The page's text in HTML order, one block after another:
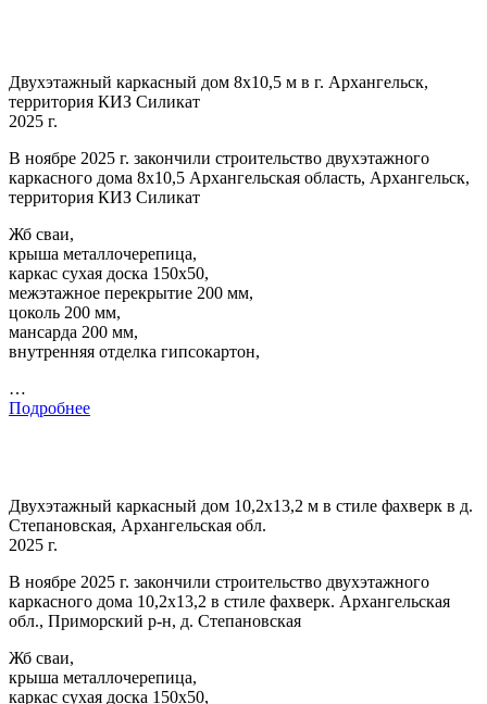
Двухэтажный каркасный дом 8х10,5 м в г. Архангельск,
территория КИЗ Силикат
2025 г.
В ноябре 2025 г. закончили строительство двухэтажного
каркасного дома 8х10,5 Архангельская область, Архангельск,
территория КИЗ Силикат
Жб сваи,
крыша металлочерепица,
каркас сухая доска 150х50,
межэтажное перекрытие 200 мм,
цоколь 200 мм,
мансарда 200 мм,
внутренняя отделка гипсокартон,
…
Подробнее
Двухэтажный каркасный дом 10,2х13,2 м в стиле фахверк в д.
Степановская, Архангельская обл.
2025 г.
В ноябре 2025 г. закончили строительство двухэтажного
каркасного дома 10,2х13,2 в стиле фахверк. Архангельская
обл., Приморский р-н, д. Степановская
Жб сваи,
крыша металлочерепица,
каркас сухая доска 150х50,